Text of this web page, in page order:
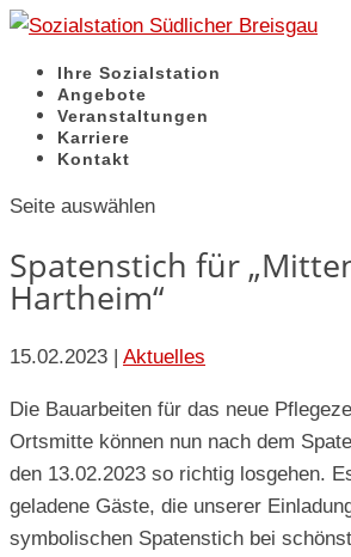
Ihre Sozialstation
Angebote
Veranstaltungen
Karriere
Kontakt
Seite auswählen
Spatenstich für
Hartheim“
15.02.2023 | Aktuelles
Die Bauarbeiten für das neue
Ortsmitte können nun nach dem
den 13.02.2023 so richtig losgehen.
geladene Gäste, die unserer
symbolischen Spatenstich bei